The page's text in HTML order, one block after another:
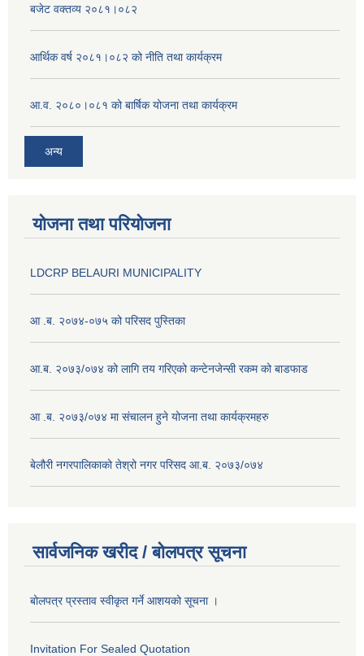
बजेट वक्तव्य २०८१।०८२
आर्थिक वर्ष २०८१।०८२ को नीति तथा कार्यक्रम
आ.व. २०८०।०८१ को बार्षिक योजना तथा कार्यक्रम
अन्य
योजना तथा परियोजना
LDCRP BELAURI MUNICIPALITY
आ .ब. २०७४-०७५ को परिसद पुस्तिका
आ.ब. २०७३/०७४ को लागि तय गरिएको कन्टेनजेन्सी रकम को बाडफाड
आ .ब. २०७३/०७४ मा संचालन हुने योजना तथा कार्यक्रमहरु
बेलौरी नगरपालिकाको तेश्रो नगर परिसद आ.ब. २०७३/०७४
सार्वजनिक खरीद / बोलपत्र सूचना
बोलपत्र प्रस्ताव स्वीकृत गर्ने आशयको सूचना ।
Invitation For Sealed Quotation